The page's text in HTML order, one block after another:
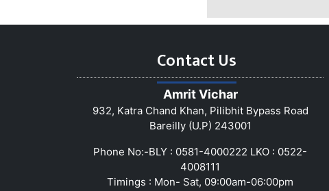
Contact Us
Amrit Vichar
932, Katra Chand Khan, Pilibhit Bypass Road
Bareilly (U.P) 243001
Phone No:-BLY : 0581-4000222 LKO : 0522-
4008111
Timings : Mon- Sat, 09:00am-06:00pm